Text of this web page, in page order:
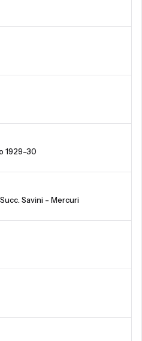
1929-30
Savini - Mercuri